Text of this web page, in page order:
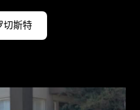
斯特